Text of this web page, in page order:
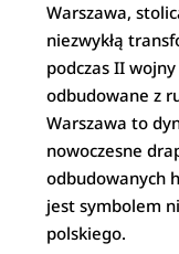
Warszawa,
niezwykłą
podczas II
odbudowane z
Warszawa to
nowoczesne
odbudowanych
jest symbolem
polskiego.